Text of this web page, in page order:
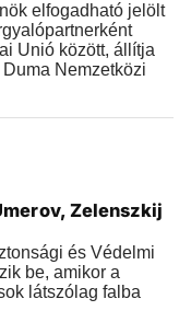
elfogadható jelölt
Unió között, állítja
Nemzetközi
Zelenszkij
és Védelmi
be, amikor a
látszólag falba